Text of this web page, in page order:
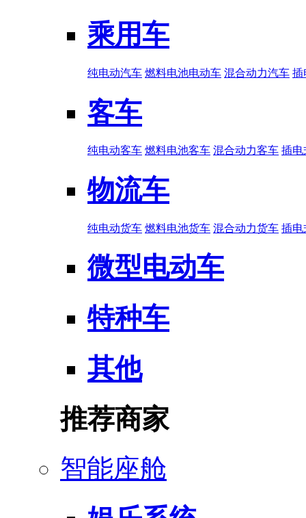
乘用车
纯电动汽车 燃料电池电动车 混合动力汽车 插
客车
纯电动客车 燃料电池客车 混合动力客车 插电
物流车
纯电动货车 燃料电池货车 混合动力货车 插电
微型电动车
特种车
其他
推荐商家
智能座舱